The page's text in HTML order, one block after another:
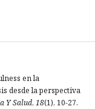
en la
desde la perspectiva
Y Salud, 18(1), 10-27.